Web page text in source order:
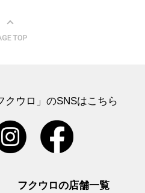
クウロ」のSNSはこちら
フクウロの店舗一覧